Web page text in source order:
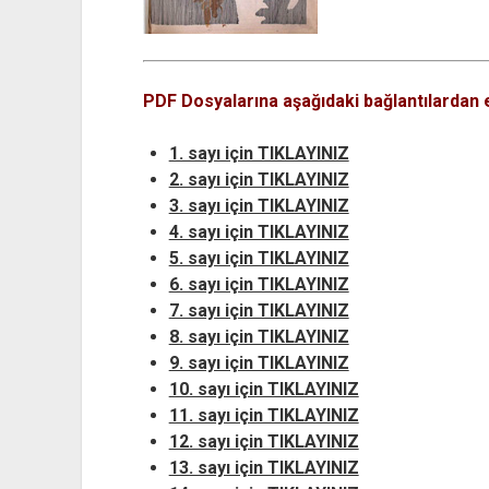
PDF Dosyalarına aşağıdaki
1. sayı için TIKLAYINIZ
2. sayı için TIKLAYINIZ
3. sayı için TIKLAYINIZ
4. sayı için TIKLAYINIZ
5. sayı için TIKLAYINIZ
6. sayı için TIKLAYINIZ
7. sayı için TIKLAYINIZ
8. sayı için TIKLAYINIZ
9. sayı için TIKLAYINIZ
10. sayı için TIKLAYINIZ
11. sayı için TIKLAYINIZ
12. sayı için TIKLAYINIZ
13. sayı için TIKLAYINIZ